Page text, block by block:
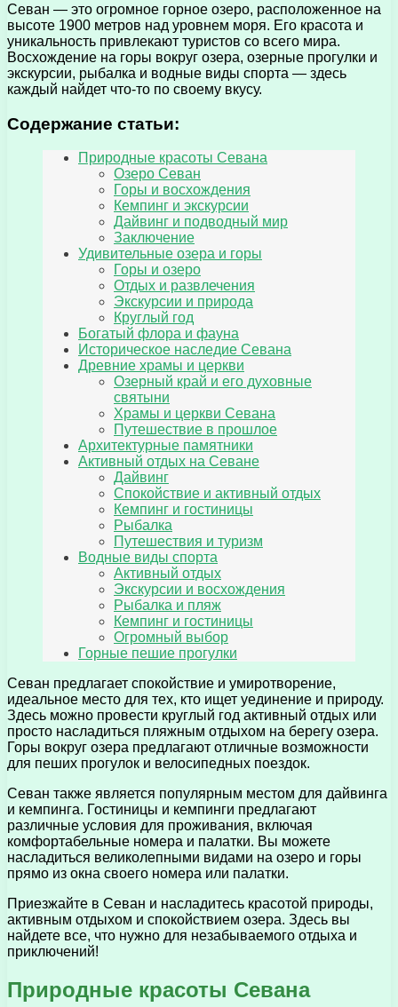
Севан — это огромное горное озеро, расположенное на
высоте 1900 метров над уровнем моря. Его красота и
уникальность привлекают туристов со всего мира.
Восхождение на горы вокруг озера, озерные прогулки и
экскурсии, рыбалка и водные виды спорта — здесь
каждый найдет что-то по своему вкусу.
Содержание статьи:
Природные красоты Севана
Озеро Севан
Горы и восхождения
Кемпинг и экскурсии
Дайвинг и подводный мир
Заключение
Удивительные озера и горы
Горы и озеро
Отдых и развлечения
Экскурсии и природа
Круглый год
Богатый флора и фауна
Историческое наследие Севана
Древние храмы и церкви
Озерный край и его духовные
святыни
Храмы и церкви Севана
Путешествие в прошлое
Архитектурные памятники
Активный отдых на Севане
Дайвинг
Спокойствие и активный отдых
Кемпинг и гостиницы
Рыбалка
Путешествия и туризм
Водные виды спорта
Активный отдых
Экскурсии и восхождения
Рыбалка и пляж
Кемпинг и гостиницы
Огромный выбор
Горные пешие прогулки
Севан предлагает спокойствие и умиротворение,
идеальное место для тех, кто ищет уединение и природу.
Здесь можно провести круглый год активный отдых или
просто насладиться пляжным отдыхом на берегу озера.
Горы вокруг озера предлагают отличные возможности
для пеших прогулок и велосипедных поездок.
Севан также является популярным местом для дайвинга
и кемпинга. Гостиницы и кемпинги предлагают
различные условия для проживания, включая
комфортабельные номера и палатки. Вы можете
насладиться великолепными видами на озеро и горы
прямо из окна своего номера или палатки.
Приезжайте в Севан и насладитесь красотой природы,
активным отдыхом и спокойствием озера. Здесь вы
найдете все, что нужно для незабываемого отдыха и
приключений!
Природные красоты Севана